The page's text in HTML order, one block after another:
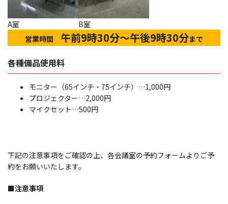
A室
B室
営業時間 午前9時30分～午後9時30分まで
各種備品使用料
モニター（65インチ・75インチ）…1,000円
プロジェクター…2,000円
マイクセット…500円
下記の注意事項をご確認の上、各会議室の予約フォームよりご予
約をお願いいたします。
■注意事項